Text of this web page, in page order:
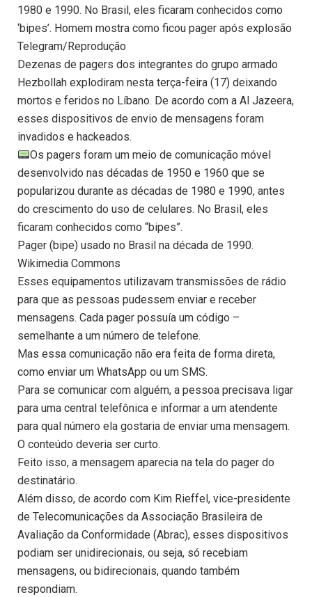
1980 e 1990. No Brasil, eles ficaram conhecidos como
‘bipes’. Homem mostra como ficou pager após explosão
Telegram/Reprodução
Dezenas de pagers dos integrantes do grupo armado
Hezbollah explodiram nesta terça-feira (17) deixando
mortos e feridos no Líbano. De acordo com a Al Jazeera,
esses dispositivos de envio de mensagens foram
invadidos e hackeados.
Os pagers foram um meio de comunicação móvel
desenvolvido nas décadas de 1950 e 1960 que se
popularizou durante as décadas de 1980 e 1990, antes
do crescimento do uso de celulares. No Brasil, eles
ficaram conhecidos como “bipes”.
Pager (bipe) usado no Brasil na década de 1990.
Wikimedia Commons
Esses equipamentos utilizavam transmissões de rádio
para que as pessoas pudessem enviar e receber
mensagens. Cada pager possuía um código –
semelhante a um número de telefone.
Mas essa comunicação não era feita de forma direta,
como enviar um WhatsApp ou um SMS.
Para se comunicar com alguém, a pessoa precisava ligar
para uma central telefônica e informar a um atendente
para qual número ela gostaria de enviar uma mensagem.
O conteúdo deveria ser curto.
Feito isso, a mensagem aparecia na tela do pager do
destinatário.
Além disso, de acordo com Kim Rieffel, vice-presidente
de Telecomunicações da Associação Brasileira de
Avaliação da Conformidade (Abrac), esses dispositivos
podiam ser unidirecionais, ou seja, só recebiam
mensagens, ou bidirecionais, quando também
respondiam.